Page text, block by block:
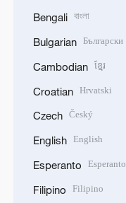
Bengali বাংলা
Bulgarian Български
Cambodian ខ្មែរ
Croatian Hrvatski
Czech Český
English English
Esperanto Esperanto
Filipino Filipino